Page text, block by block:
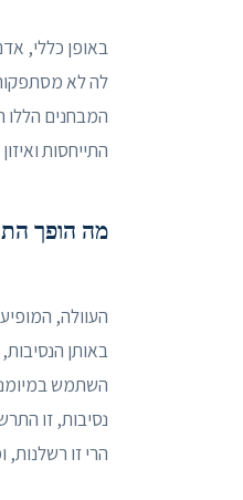
באופן כללי,
לה לא
המבחנים
התייחסות
מה הופך
באותן
השתמש
נסיבות, זו
הרי זו רשלנות,